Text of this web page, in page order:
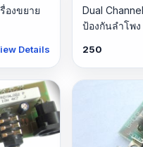
องขยาย
Details
Dual
ป้องกันลำโพง
250